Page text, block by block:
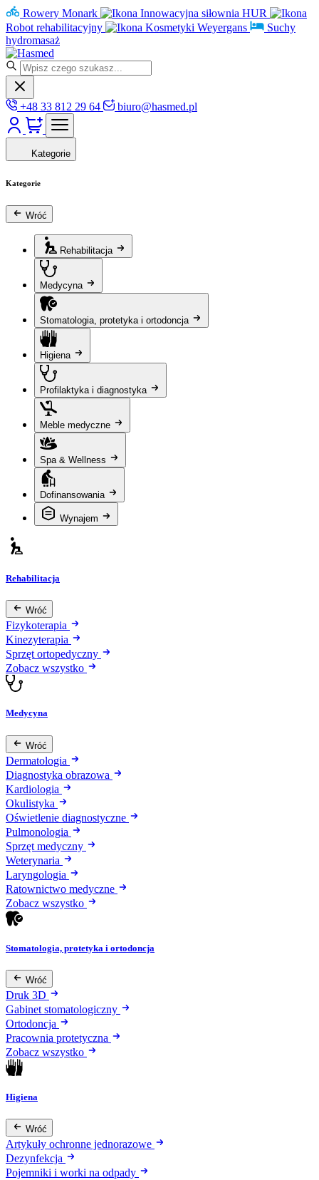
Rowery Monark
Innowacyjna siłownia HUR
Robot rehabilitacyjny
Kosmetyki Weyergans
Suchy
hydromasaż
+48 33 812 29 64 biuro@hasmed.pl
Kategorie
Kategorie
Wróć
Rehabilitacja
Medycyna
Stomatologia, protetyka i ortodoncja
Higiena
Profilaktyka i diagnostyka
Meble medyczne
Spa & Wellness
Dofinansowania
Wynajem
Rehabilitacja
Wróć
Fizykoterapia
Kinezyterapia
Sprzęt ortopedyczny
Zobacz wszystko
Medycyna
Wróć
Dermatologia
Diagnostyka obrazowa
Kardiologia
Okulistyka
Oświetlenie diagnostyczne
Pulmonologia
Sprzęt medyczny
Weterynaria
Laryngologia
Ratownictwo medyczne
Zobacz wszystko
Stomatologia, protetyka i ortodoncja
Wróć
Druk 3D
Gabinet stomatologiczny
Ortodoncja
Pracownia protetyczna
Zobacz wszystko
Higiena
Wróć
Artykuły ochronne jednorazowe
Dezynfekcja
Pojemniki i worki na odpady